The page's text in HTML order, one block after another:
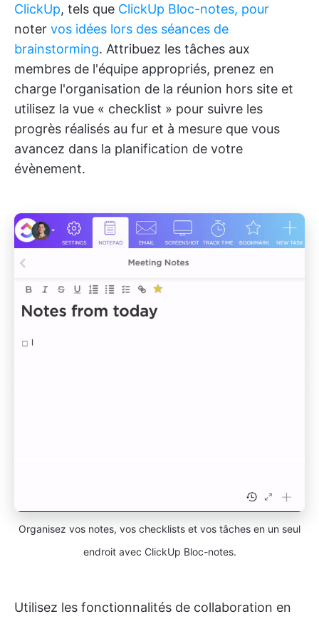
ClickUp, tels que ClickUp Bloc-notes, pour
noter vos idées lors des séances de
brainstorming. Attribuez les tâches aux
membres de l'équipe appropriés, prenez en
charge l'organisation de la réunion hors site et
utilisez la vue « checklist » pour suivre les
progrès réalisés au fur et à mesure que vous
avancez dans la planification de votre
évènement.
Organisez vos notes, vos checklists et vos tâches en un seul
endroit avec ClickUp Bloc-notes.
Utilisez les fonctionnalités de collaboration en